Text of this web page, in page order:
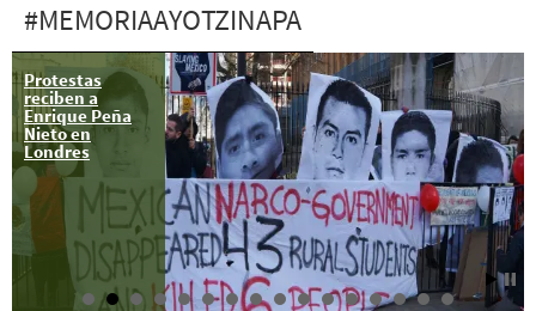
#MEMORIAAYOTZINAPA
Protestas
reciben a
Enrique Peña
Nieto en
Londres